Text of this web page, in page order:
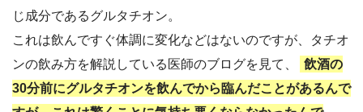
じ成分であるグルタチオン。
これは飲んですぐ体調に変化などはないのですが、タチオ
ンの飲み方を解説している医師のブログを見て、
飲酒の
30分前にグルタチオンを飲んでから臨んだことがあるんで